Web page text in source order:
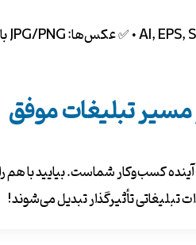
تبلیغات موفق
کسب‌وکار شماست. بیایید با هم
تبلیغاتی تأثیرگذار تبدیل می‌شوند!